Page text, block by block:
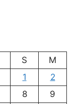
S
M
1
2
8
9